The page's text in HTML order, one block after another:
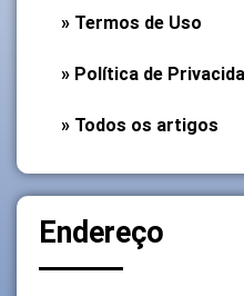
» Termos de Uso
» Política de
» Todos os artigos
Endereço